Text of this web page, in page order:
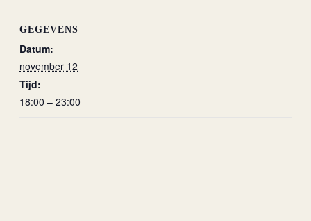
GEGEVENS
Datum:
november 12
Tijd:
18:00 – 23:00